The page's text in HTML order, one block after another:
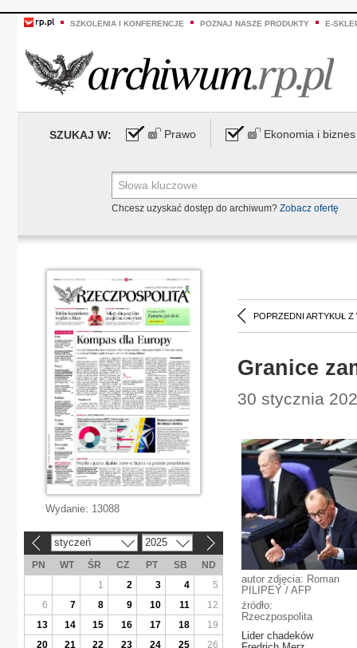
SZKOLENIA I KONFERENCJE POZNAJ NASZE PRODUKTY E-
SZUKAJ W: Prawo Ekonomia i biznes
Chcesz uzyskać dostęp do archiwum? Zobacz ofertę
POPRZEDNI ARTYKUŁ Z
Granice
30 stycznia
autor zdjęcia: Roman
PILIPEY / AFP
źródło:
Rzeczpospolita
Lider chadeków
Wydanie: 13088
styczeń 2025
PN WT ŚR CZ PT SB
ND
1
2 3 4
5
6
7 8 9 10 11
12
13
14 15 16 17 18
19
20
21 22 23 24 25
26